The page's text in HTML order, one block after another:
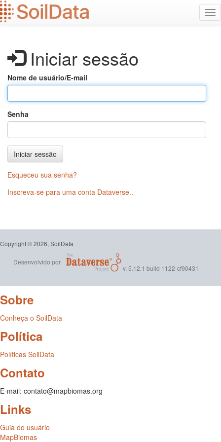
Ir
para
o
Iniciar sessão
Nome de usuário/E-mail
Senha
Iniciar sessão
Esqueceu sua senha?
Inscreva-se para uma conta Dataverse..
Copyright © 2026, SoilData
Desenvolvido por
v. 5.12.1 build 1122-cf90431
Sobre
Conheça o SoilData
Política
Políticas SoilData
Contato
E-mail: contato@mapbiomas.org
Links
Guia do usuário
MapBiomas